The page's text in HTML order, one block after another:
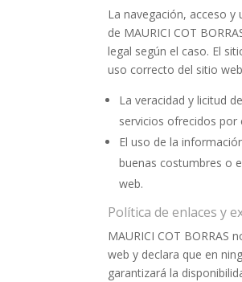
La navegación, acceso y
de MAURICI COT
legal según el caso. El
uso correcto del sitio
La veracidad y licitud
servicios ofrecidos por
El uso de la
buenas costumbres o
web.
Política de enlaces y
MAURICI COT
web y declara que en
garantizará la